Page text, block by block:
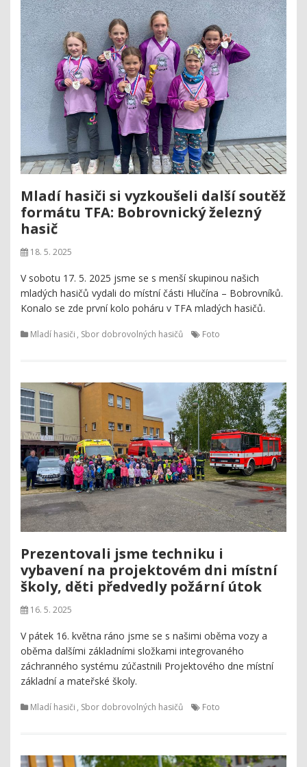
Mladí hasiči si vyzkoušeli další soutěž
formátu TFA: Bobrovnický železný
hasič
18. 5. 2025
V sobotu 17. 5. 2025 jsme se s menší skupinou našich
mladých hasičů vydali do místní části Hlučína – Bobrovníků.
Konalo se zde první kolo poháru v TFA mladých hasičů.
Mladí hasiči , Sbor dobrovolných hasičů Foto
Prezentovali jsme techniku i
vybavení na projektovém dni místní
školy, děti předvedly požární útok
16. 5. 2025
V pátek 16. května ráno jsme se s našimi oběma vozy a
oběma dalšími základními složkami integrovaného
záchranného systému zúčastnili Projektového dne místní
základní a mateřské školy.
Mladí hasiči , Sbor dobrovolných hasičů Foto